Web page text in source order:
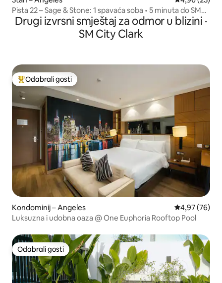
Pista 22 – Sage & Stone: 1 spavaća soba • 5 minuta do SM
Clarka
Drugi izvrsni smještaj za odmor u blizini ·
SM City Clark
Među najviše rangiranima s oznakom „Odabrali gosti”
Odabrali gosti
Kondominij – Angeles Prosječna
4,97 (76)
Luksuzna i udobna oaza @ One Euphoria Rooftop Pool
Odabrali gosti
Odabrali gosti